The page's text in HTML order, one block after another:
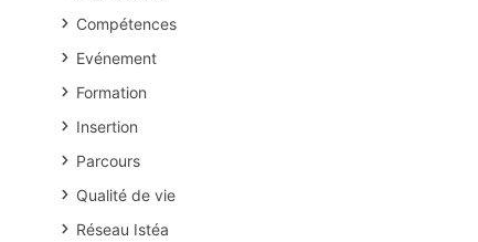
Compétences
Evénement
Formation
Insertion
Parcours
Qualité de vie
Réseau Istéa